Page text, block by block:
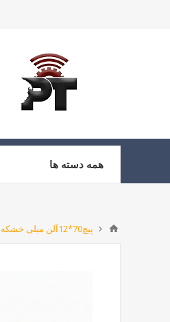
همه دسته ها
پیچ70*12آلن میلی خشکه